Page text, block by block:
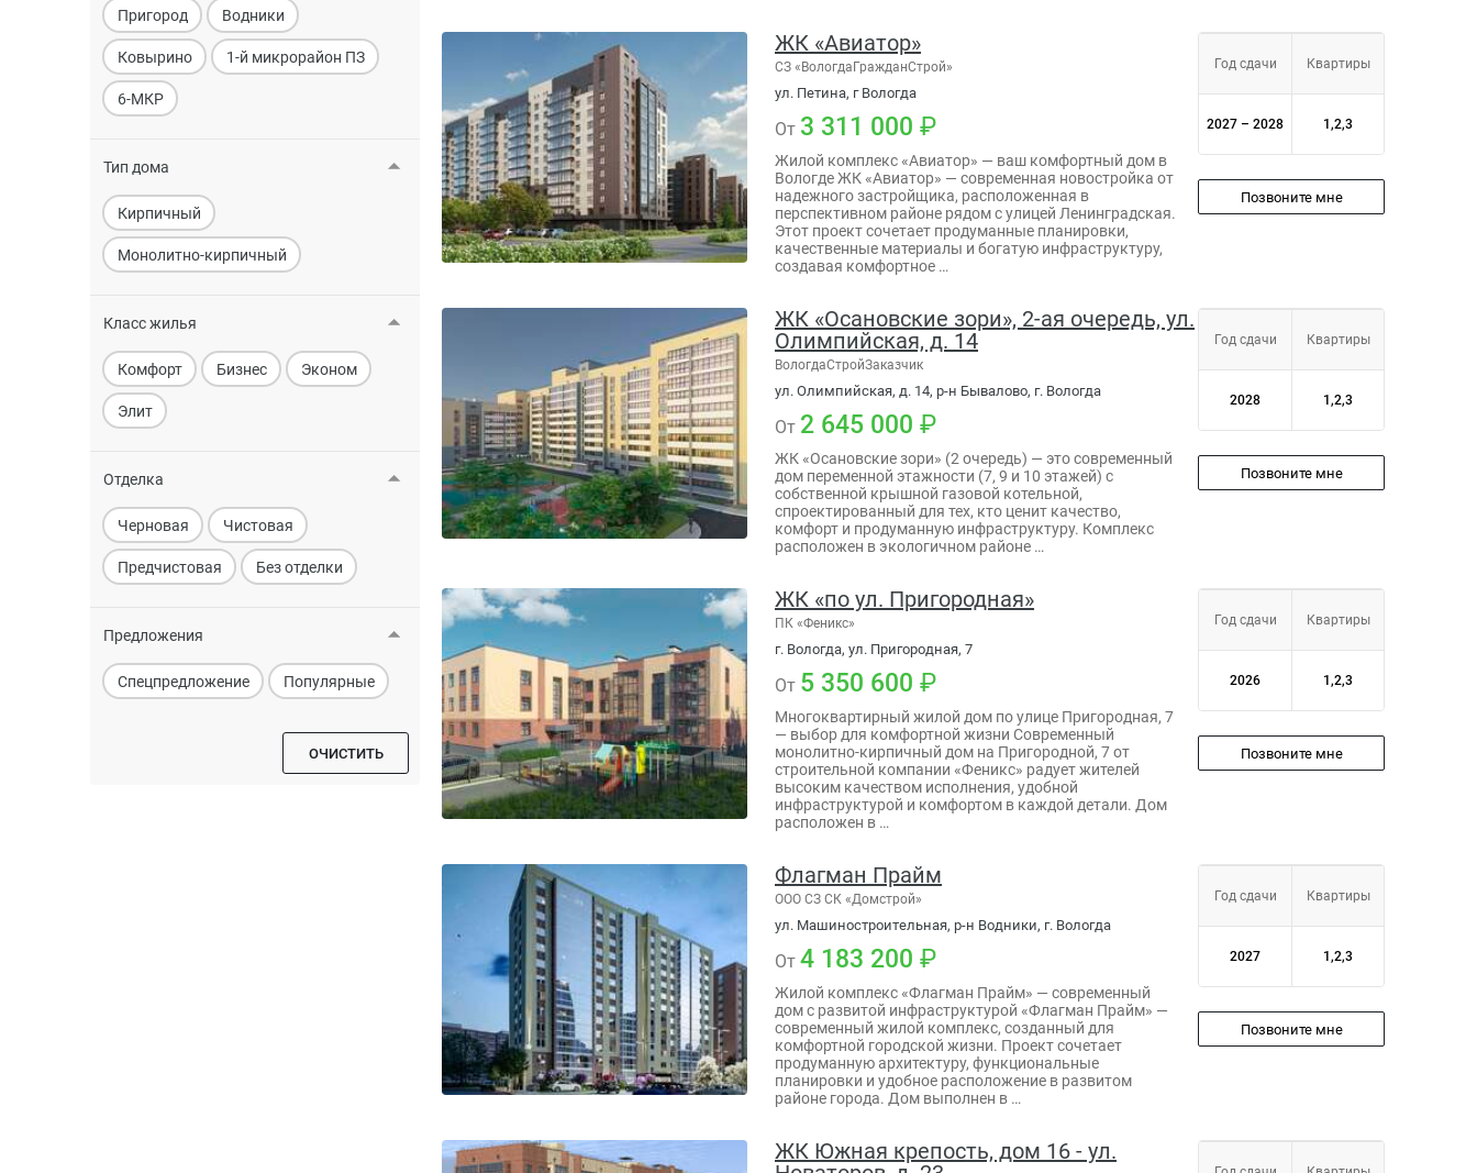
Пригород Водники
Ковырино 1-й микрорайон ПЗ
6-МКР
Тип дома
Кирпичный
Монолитно-кирпичный
Класс жилья
Комфорт Бизнес Эконом
Элит
Отделка
Черновая Чистовая
Предчистовая Без отделки
Предложения
Спецпредложение Популярные
ОЧИСТИТЬ
ЖК «Авиатор»
СЗ «ВологдаГражданСтрой»
ул. Петина, г Вологда
От 3 311 000
Жилой комплекс «Авиатор» — ваш комфортный дом в
Вологде ЖК «Авиатор» — современная новостройка от
надежного застройщика, расположенная в
перспективном районе рядом с улицей Ленинградская.
Этот проект сочетает продуманные планировки,
качественные материалы и богатую инфраструктуру,
создавая комфортное …
Год сдачи Квартиры
2027 – 2028 1,2,3
Позвоните мне
ЖК «Осановские зори», 2-ая очередь, ул.
Олимпийская, д. 14
ВологдаСтройЗаказчик
ул. Олимпийская, д. 14, р-н Бывалово, г. Вологда
От 2 645 000
ЖК «Осановские зори» (2 очередь) — это современный
дом переменной этажности (7, 9 и 10 этажей) с
собственной крышной газовой котельной,
спроектированный для тех, кто ценит качество,
комфорт и продуманную инфраструктуру. Комплекс
расположен в экологичном районе …
Год сдачи Квартиры
2028 1,2,3
Позвоните мне
ЖК «по ул. Пригородная»
ПК «Феникс»
г. Вологда, ул. Пригородная, 7
От 5 350 600
Многоквартирный жилой дом по улице Пригородная, 7
— выбор для комфортной жизни Современный
монолитно-кирпичный дом на Пригородной, 7 от
строительной компании «Феникс» радует жителей
высоким качеством исполнения, удобной
инфраструктурой и комфортом в каждой детали. Дом
расположен в …
Год сдачи Квартиры
2026 1,2,3
Позвоните мне
Флагман Прайм
ООО СЗ СК «Домcтрой»
ул. Машиностроительная, р-н Водники, г. Вологда
От 4 183 200
Жилой комплекс «Флагман Прайм» — современный
дом с развитой инфраструктурой «Флагман Прайм» —
современный жилой комплекс, созданный для
комфортной городской жизни. Проект сочетает
продуманную архитектуру, функциональные
планировки и удобное расположение в развитом
районе города. Дом выполнен в …
Год сдачи Квартиры
2027 1,2,3
Позвоните мне
ЖК Южная крепость, дом 16 - ул.